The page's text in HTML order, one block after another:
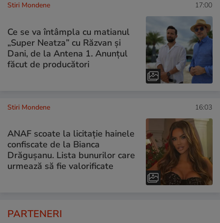
Stiri Mondene 17:00
Ce se va întâmpla cu matianul
„Super Neatza” cu Răzvan şi
Dani, de la Antena 1. Anunțul
făcut de producători
Stiri Mondene 16:03
ANAF scoate la licitație hainele
confiscate de la Bianca
Drăgușanu. Lista bunurilor care
urmează să fie valorificate
PARTENERI